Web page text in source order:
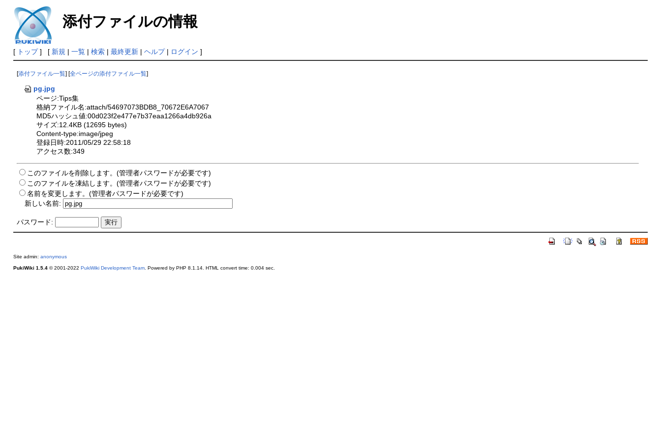
添付ファイルの情報
[ トップ] [ 新規 | 一覧| 検索| 最終更新| ヘルプ| ログイン ]
[添付ファイル一覧] [全ページの添付ファイル一覧]
pg.jpg
ページ:Tips集
格納ファイル名:attach/54697073BDB8_70672E6A7067
MD5ハッシュ値:00d023f2e477e7b37eaa1266a4db926a
サイズ:12.4KB (12695 bytes)
Content-type:image/jpeg
登録日時:2011/05/29 22:58:18
アクセス数:349
このファイルを削除します。(管理者パスワードが必要です)
このファイルを凍結します。(管理者パスワードが必要です)
名前を変更します。(管理者パスワードが必要です)
新しい名前:
パスワード:
Site admin: anonymous
PukiWiki 1.5.4© 2001-2022 PukiWiki Development Team. Powered by PHP 8.1.14. HTML convert time: 0.004 sec.